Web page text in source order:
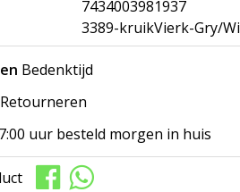
7434003981937
3389-kruikVierk-Gry/Wi
Bedenktijd
Retourneren
uur besteld morgen in huis